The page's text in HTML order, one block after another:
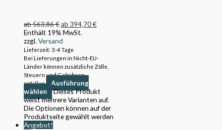
ab563,86€ab 394,70€
Enthält 19% MwSt.
zzgl.Versand
Lieferzeit: 3-4 Tage
Bei Lieferungen in Nicht-EU-
Länder können zusätzliche Zölle,
Steuern und Gebühren
anfallen.
Ausführung
wählen
Dieses Produkt
weist mehrere Varianten auf.
Die Optionen können auf der
Produktseite gewählt werden
Angebot!